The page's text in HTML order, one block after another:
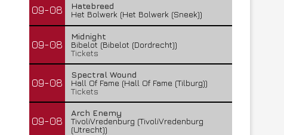
09-08
Hatebreed
Het Bolwerk (Het Bolwerk (Sneek))
09-08
Midnight
Bibelot (Bibelot (Dordrecht))
Tickets
09-08
Spectral Wound
Hall Of Fame (Hall Of Fame (Tilburg))
Tickets
09-08
Arch Enemy
TivoliVredenburg (TivoliVredenburg
(Utrecht))